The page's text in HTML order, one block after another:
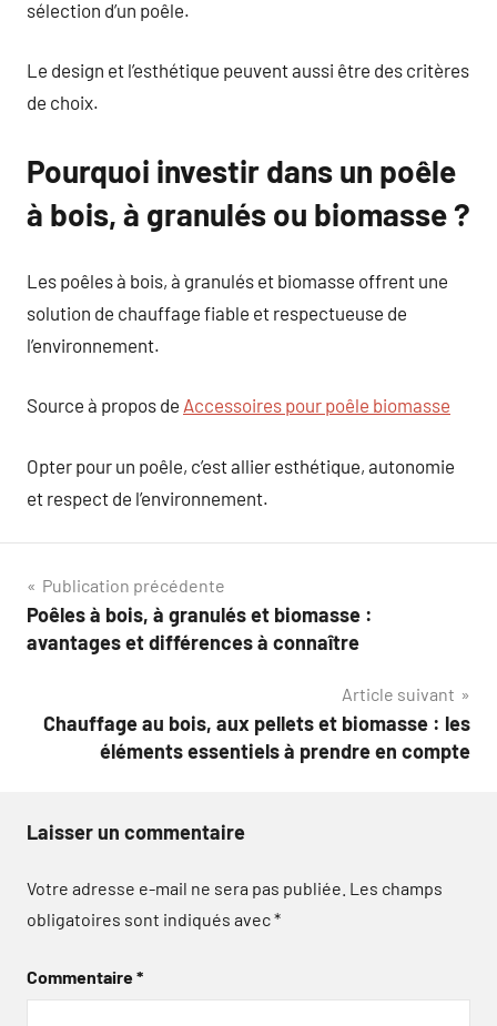
sélection d’un poêle.
Le design et l’esthétique peuvent aussi être des critères
de choix.
Pourquoi investir dans un poêle
à bois, à granulés ou biomasse ?
Les poêles à bois, à granulés et biomasse offrent une
solution de chauffage fiable et respectueuse de
l’environnement.
Source à propos de Accessoires pour poêle biomasse
Opter pour un poêle, c’est allier esthétique, autonomie
et respect de l’environnement.
Navigation
de
Publication précédente
Poêles à bois, à granulés et biomasse :
avantages et différences à connaître
Article suivant
Chauffage au bois, aux pellets et biomasse : les
éléments essentiels à prendre en compte
Laisser un commentaire
Votre adresse e-mail ne sera pas publiée. Les champs
obligatoires sont indiqués avec*
Commentaire*